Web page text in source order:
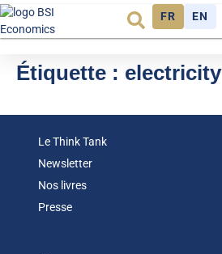
FR EN
Étiquette : electricity
Le Think Tank
Newsletter
Nos livres
Presse